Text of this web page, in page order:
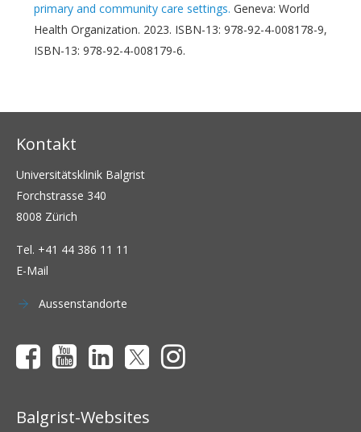
primary and community care settings. Geneva: World
Health Organization. 2023. ISBN-13: 978-92-4-008178-9,
ISBN-13: 978-92-4-008179-6.
Kontakt
Universitätsklinik Balgrist
Forchstrasse 340
8008 Zürich
Tel. +41 44 386 11 11
E-Mail
Aussenstandorte
Balgrist-Websites